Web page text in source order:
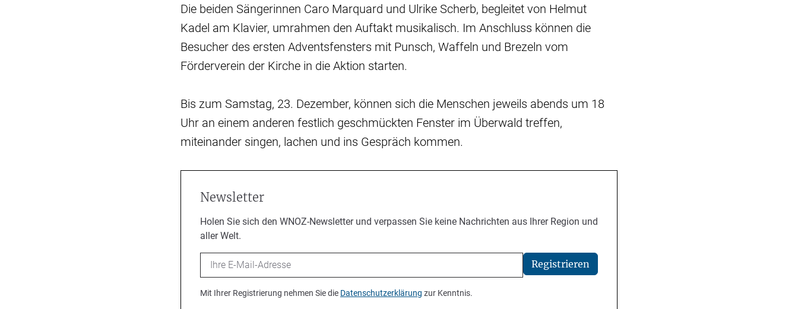
Die beiden Sängerinnen Caro Marquard und Ulrike Scherb, begleitet von Helmut
Kadel am Klavier, umrahmen den Auftakt musikalisch. Im Anschluss können die
Besucher des ersten Adventsfensters mit Punsch, Waffeln und Brezeln vom
Förderverein der Kirche in die Aktion starten.
Bis zum Samstag, 23. Dezember, können sich die Menschen jeweils abends um 18
Uhr an einem anderen festlich geschmückten Fenster im Überwald treffen,
miteinander singen, lachen und ins Gespräch kommen.
Newsletter
Holen Sie sich den WNOZ-Newsletter und verpassen Sie keine Nachrichten aus Ihrer Region und
aller Welt.
Email Registrieren
Mit Ihrer Registrierung nehmen Sie die Datenschutzerklärung zur Kenntnis.